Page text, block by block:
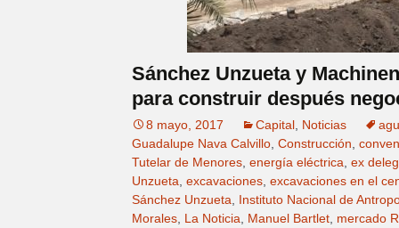
Sánchez Unzueta y
para construir después
8 mayo, 2017 Capital Noticias
Guadalupe Nava Calvillo Construcción
Tutelar de Menores energía eléctrica ex
Unzueta excavaciones excavaciones en el
Sánchez Unzueta
Instituto Nacional de
Morales La Noticia Manuel Bartlet mercado